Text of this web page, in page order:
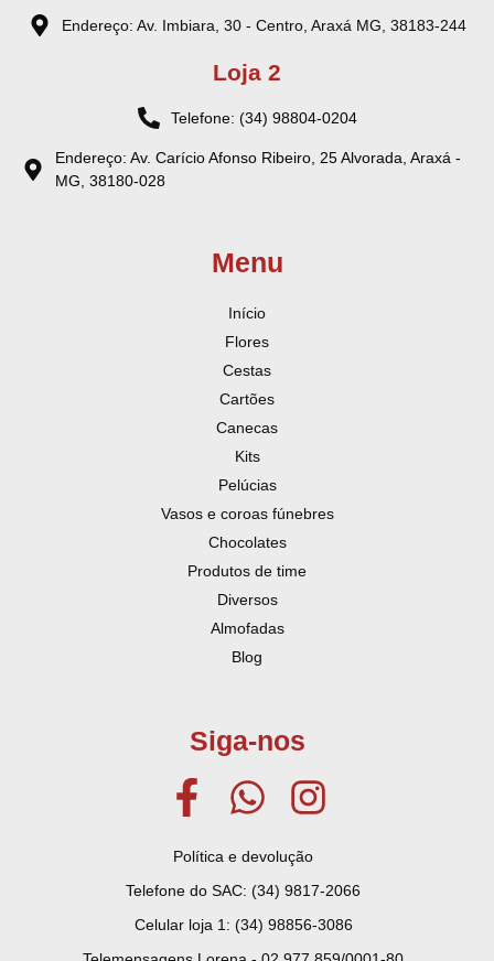
Endereço: Av. Imbiara, 30 - Centro, Araxá MG, 38183-244
Loja 2
Telefone: (34) 98804-0204
Endereço: Av. Carício Afonso Ribeiro, 25 Alvorada, Araxá -
MG, 38180-028
Menu
Início
Flores
Cestas
Cartões
Canecas
Kits
Pelúcias
Vasos e coroas fúnebres
Chocolates
Produtos de time
Diversos
Almofadas
Blog
Siga-nos
Política e devolução
Telefone do SAC: (34) 9817-2066
Celular loja 1: (34) 98856-3086